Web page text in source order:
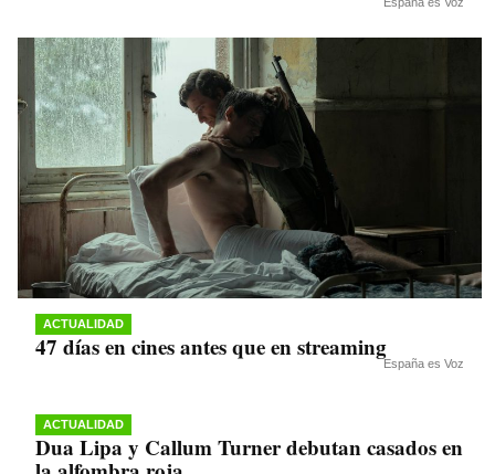
ACTUALIDAD
47 días en cines antes que en streaming
España es Voz
ACTUALIDAD
Dua Lipa y Callum Turner debutan casados en